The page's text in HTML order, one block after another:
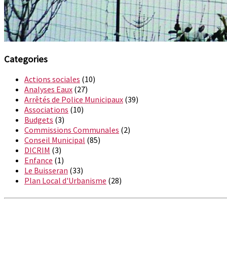
Categories
Actions sociales (10)
Analyses Eaux (27)
Arrêtés de Police Municipaux (39)
Associations (10)
Budgets (3)
Commissions Communales (2)
Conseil Municipal (85)
DICRIM (3)
Enfance (1)
Le Buisseran (33)
Plan Local d'Urbanisme (28)